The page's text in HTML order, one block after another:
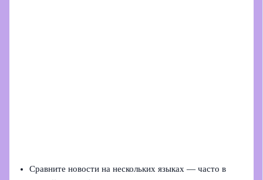
Сравните новости на нескольких языках — часто в